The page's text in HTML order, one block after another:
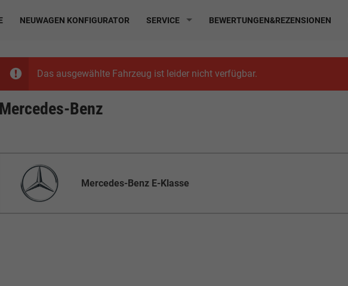
NEUWAGEN KONFIGURATOR SERVICE BEWERTUNGEN&REZENSIONEN
Das ausgewählte Fahrzeug ist leider nicht verfügbar.
Mercedes-Benz
Mercedes-Benz E-Klasse